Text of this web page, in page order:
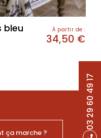
03 29 60 49 17
bleu
À partir de :
34,50 €
ça marche ?